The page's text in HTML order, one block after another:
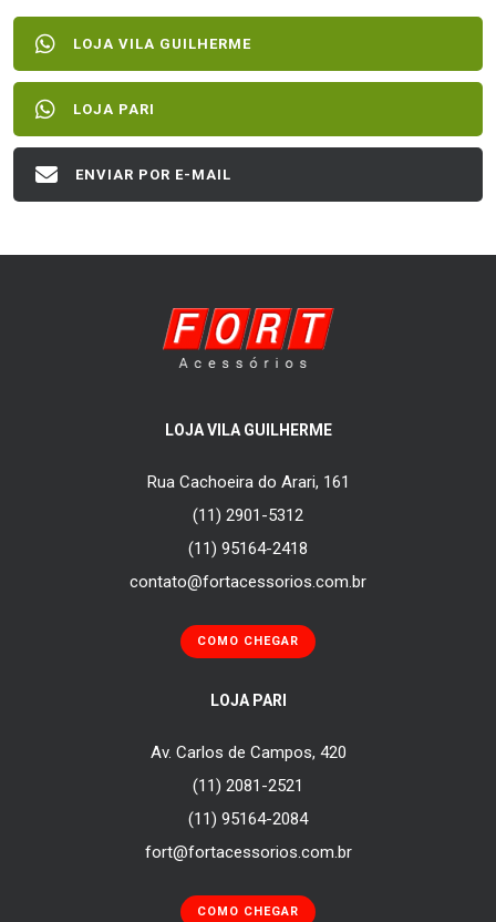
LOJA VILA GUILHERME
LOJA PARI
ENVIAR POR E-MAIL
LOJA VILA GUILHERME
Rua Cachoeira do Arari, 161
(11) 2901-5312
(11) 95164-2418
contato@fortacessorios.com.br
COMO CHEGAR
LOJA PARI
Av. Carlos de Campos, 420
(11) 2081-2521
(11) 95164-2084
fort@fortacessorios.com.br
COMO CHEGAR